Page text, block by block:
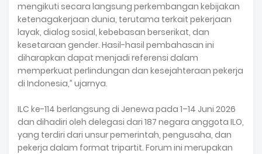
mengikuti secara langsung perkembangan kebijakan
ketenagakerjaan dunia, terutama terkait pekerjaan
layak, dialog sosial, kebebasan berserikat, dan
kesetaraan gender. Hasil-hasil pembahasan ini
diharapkan dapat menjadi referensi dalam
memperkuat perlindungan dan kesejahteraan pekerja
di Indonesia,” ujarnya.
ILC ke-114 berlangsung di Jenewa pada 1–14 Juni 2026
dan dihadiri oleh delegasi dari 187 negara anggota ILO,
yang terdiri dari unsur pemerintah, pengusaha, dan
pekerja dalam format tripartit. Forum ini merupakan